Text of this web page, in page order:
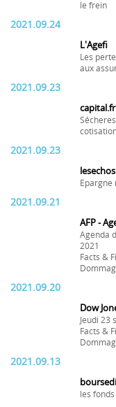
le frein
2021.09.24
L'Agefi
Les
aux
2021.09.23
capital.fr
2021.09.23
Epargne
2021.09.21
AFP -
Agenda
2021
Facts &
2021.09.20
Dow
Jeudi 23
Facts &
2021.09.13
les